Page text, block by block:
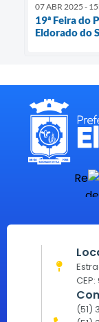
07 ABR 2025 -
19ª Feira do
Eldorado do
(51)